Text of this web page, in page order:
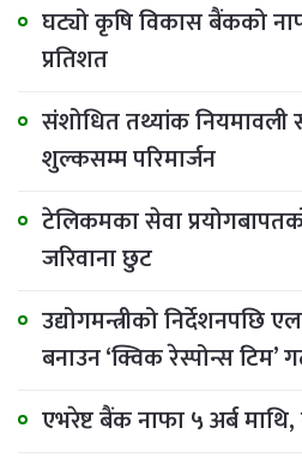
घट्यो कृषि विकास बैंकको
प्रतिशत
संशोधित तथ्यांक नियमावली
शुल्कसम्म परिमार्जन
टेलिकमका सेवा
जरिवाना छुट
उद्योगमन्त्रीको निर्देशनपछि
बनाउन ‘क्विक रेस्पोन्स टिम’
एभरेष्ट बैंक नाफा ५ अर्ब